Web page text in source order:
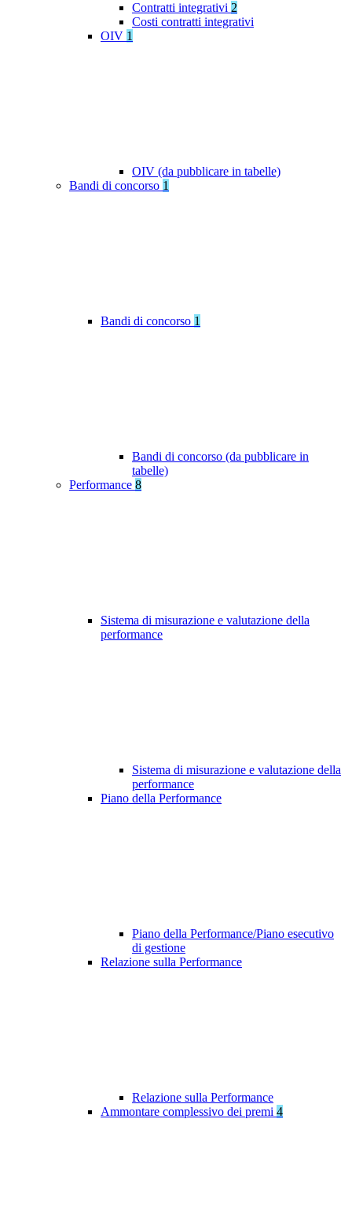
Contratti integrativi 2
Costi contratti integrativi
OIV 1
OIV (da pubblicare in tabelle)
Bandi di concorso 1
Bandi di concorso 1
Bandi di concorso (da pubblicare in
tabelle)
Performance 8
Sistema di misurazione e valutazione della
performance
Sistema di misurazione e valutazione della
performance
Piano della Performance
Piano della Performance/Piano esecutivo
di gestione
Relazione sulla Performance
Relazione sulla Performance
Ammontare complessivo dei premi 4